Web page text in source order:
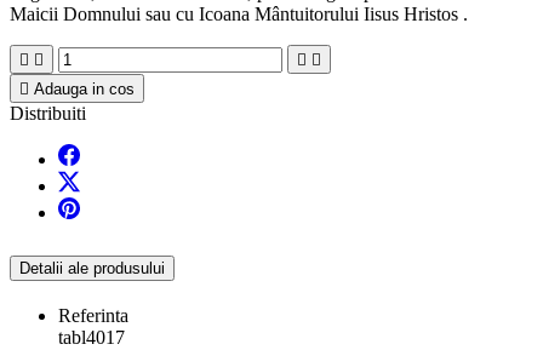
Maicii Domnului sau cu Icoana Mântuitorului Iisus Hristos .
   
 Adauga in cos
Distribuiti
Detalii ale produsului
Referinta
tabl4017